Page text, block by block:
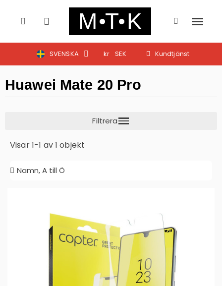
SVENSKA kr SEK Kundtjänst
Huawei Mate 20 Pro
Visar 1-1 av 1 objekt